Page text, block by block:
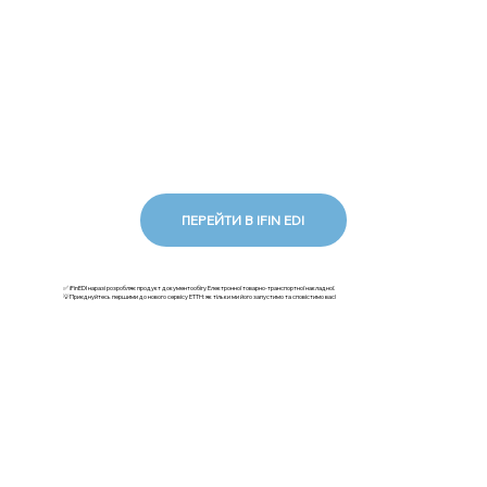
ПЕРЕЙТИ В IFIN EDI
✅ iFinEDI наразі розробляє продукт документообігу Електронної товарно-транспортної накладної.
💡Приєднуйтесь першими до нового сервісу ЕТТН: як тільки ми його запустимо та сповістимо вас!